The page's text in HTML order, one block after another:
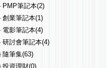
PMP筆記本(2)
創業筆記本(1)
電影筆記本(4)
研討會筆記本(4)
隨筆集(63)
投資理財(0)